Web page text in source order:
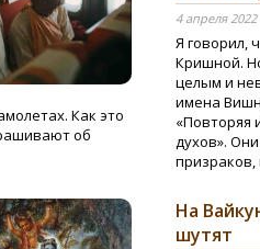
Как это
об
4 апреля 2022
Я говорил,
Кришной.
целым и
имена
«Повторяя
духов».
призраков,
На
шутят